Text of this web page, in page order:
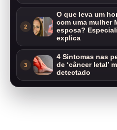
2
O que leva um
com uma mulher
esposa?
explica
3
4 Sintomas nas
de ‘câncer letal’
detectado